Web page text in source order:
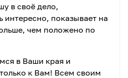
в своё дело,
интересно, показывает на
чем положено по
в Ваши края и
к Вам! Всем своим